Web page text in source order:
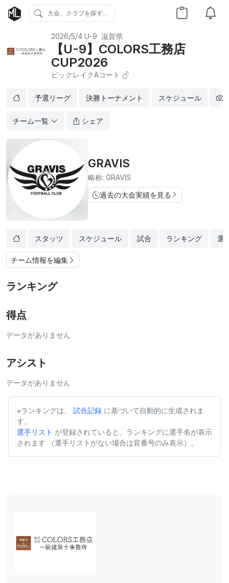
大会、クラブを探す...
2026/5/4 U-9 滋賀県
【U-9】COLORS工務店
CUP2026
ビックレイクAコート
予選リーグ 決勝トーナメント スケジュール
チーム一覧 シェア
GRAVIS
略称: GRAVIS
過去の大会実績を見る
スタッツ スケジュール 試合 ランキング 選
チーム情報を編集
ランキング
得点
データがありません
アシスト
データがありません
※ランキングは、 試合記録 に基づいて自動的に生成されま
す。
選手リスト が登録されていると、ランキングに選手名が表示
されます （選手リストがない場合は背番号のみ表示）。